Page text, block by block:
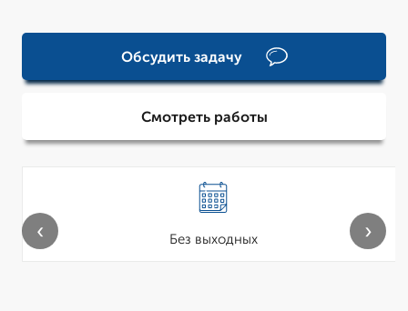
Обсудить задачу
Смотреть работы
Без выходных
‹ ›